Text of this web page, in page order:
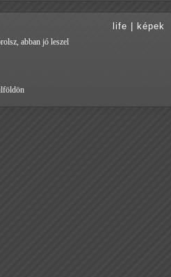
life képek
abban jó leszel